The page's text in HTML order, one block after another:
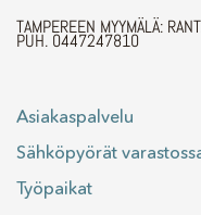
TAMPEREEN MYYMÄLÄ:
PUH. 0447247810
Asiakaspalvelu
Sähköpyörät
Työpaikat